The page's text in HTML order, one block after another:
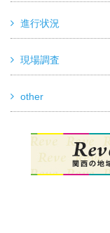
進行状況
現場調査
other